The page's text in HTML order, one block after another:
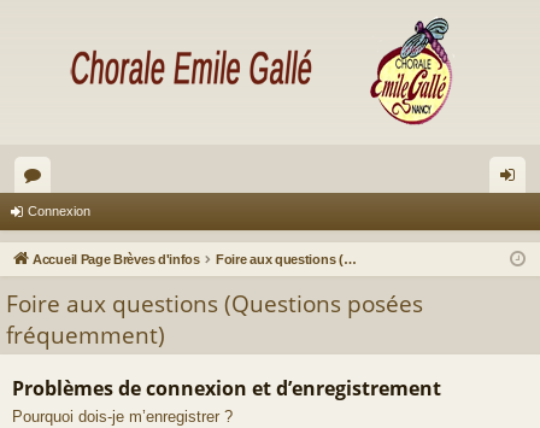
or
u ne
Connexion
Accueil Page Brèves d'infos Foire aux questions (Questions posées fréquemment)
Foire aux questions (Questions posées
fréquemment)
Problèmes de connexion et d’enregistrement
Pourquoi dois-je m’enregistrer ?